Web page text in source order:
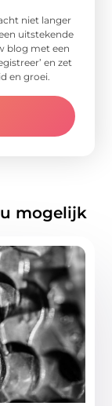
niet langer
uitstekende
blog met een
en zet
en groei.
mogelijk